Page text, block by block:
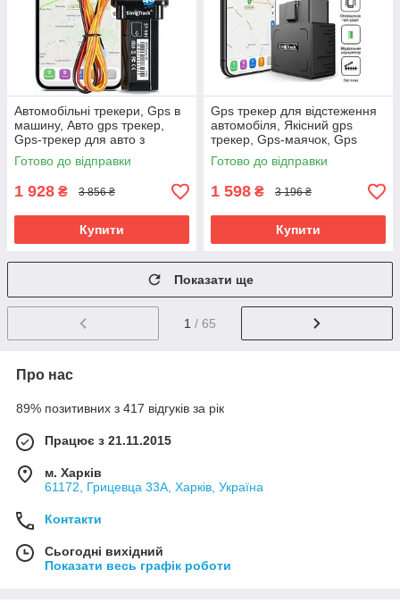
Автомобільні трекери, Gps в
машину, Авто gps трекер,
Gps-трекер для авто з
додатком, Gps в машину від
викрадення, RYH
Готово до відправки
1 928 ₴ 3 856 ₴
Купити
Gps трекер для відстеження
автомобіля, Якісний gps
трекер, Gps-маячок, Gps
трекер на мотоцикл, Gps
маячок для авто, RYH
Готово до відправки
1 598 ₴ 3 196 ₴
Купити
Показати ще
1 / 65
Про нас
89% позитивних з 417 відгуків за рік
Працює з 21.11.2015
м. Харків
61172, Грицевца 33А, Харків, Україна
Контакти
Сьогодні вихідний
Показати весь графік роботи